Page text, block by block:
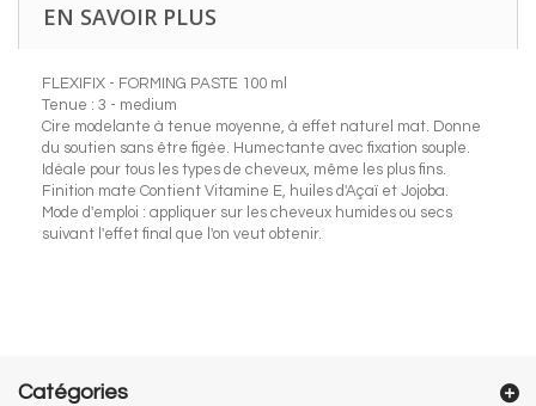
EN SAVOIR PLUS
FLEXIFIX - FORMING PASTE 100 ml
Tenue : 3 - medium
Cire modelante à tenue moyenne, à effet naturel mat. Donne
du soutien sans être figée. Humectante avec fixation souple.
Idéale pour tous les types de cheveux, même les plus fins.
Finition mate Contient Vitamine E, huiles d'Açaï et Jojoba.
Mode d'emploi : appliquer sur les cheveux humides ou secs
suivant l'effet final que l'on veut obtenir.
Catégories